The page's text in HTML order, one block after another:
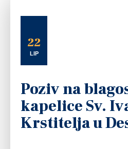
22
LIP
Poziv na
kapelice Sv.
Krstitelja u